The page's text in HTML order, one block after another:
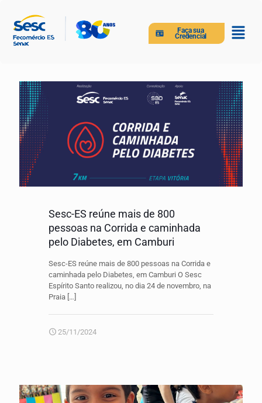
Faça sua
Credencial
Sesc-ES reúne mais de 800
pessoas na Corrida e caminhada
pelo Diabetes, em Camburi
Sesc-ES reúne mais de 800 pessoas na Corrida e
caminhada pelo Diabetes, em Camburi O Sesc
Espírito Santo realizou, no dia 24 de novembro, na
Praia […]
25/11/2024